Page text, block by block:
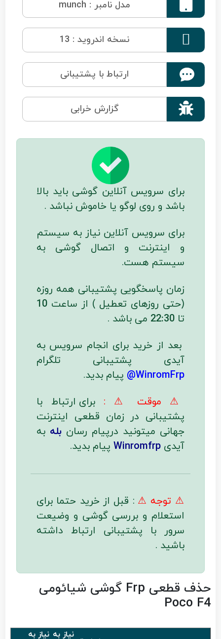
 مدل نامبر : munch
 نسخه اندروید : 13
ارتباط با پشتیبانی
 گزارش خرابی
برای سرویس آنلاین گوشی باید بالا
باشد و روی لوگو یا خاموش نباشد .
برای سرویس آنلاین نیاز به سیستم
و اینترنت و اتصال گوشی به
سیستم هست.
زمان پاسخگویی پشتیبانی همه روزه
(حتی روزهای تعطیل ) از ساعت 10
تا22:30 می باشد .
بعد از خرید برای انجام سرویس به
آیدی پشتیبانی تلگرام
WinromFrp@
پیام بدید.
⚠ موقت ⚠ :برای ارتباط با
پشتیبانی در زمان قطعی اینترنت
جهانی میتونید درپیام رسان بله به
آیدیWinromfrp پیام بدید.
⚠ توجه ⚠ : قبل از خرید حتما برای
استعلام و بررسی گوشی و وضیعت
سرور با پشتیبانی ارتباط داشته
باشید .
حذف قطعی Frp گوشی شیائومی
Poco F4
نیاز به نیاز به